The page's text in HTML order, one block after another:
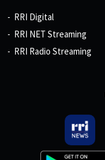
RRI Digital
RRI NET Streaming
RRI Radio Streaming